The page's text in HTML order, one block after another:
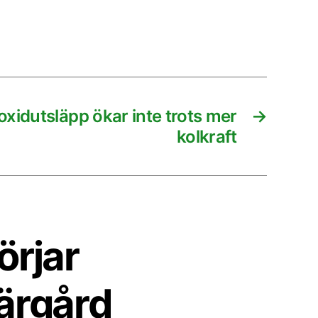
→
ökar inte trots mer
kolkraft